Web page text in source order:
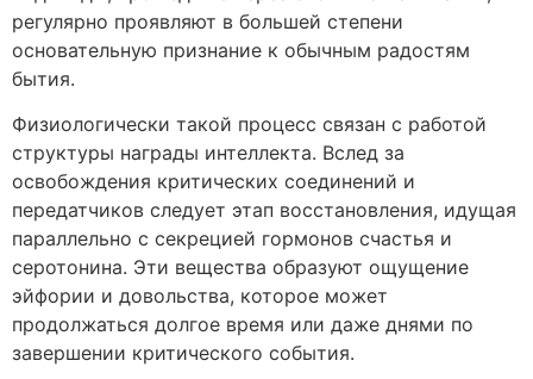
регулярно проявляют в большей степени
основательную признание к обычным радостям
бытия.
Физиологически такой процесс связан с работой
структуры награды интеллекта. Вслед за
освобождения критических соединений и
передатчиков следует этап восстановления, идущая
параллельно с секрецией гормонов счастья и
серотонина. Эти вещества образуют ощущение
эйфории и довольства, которое может
продолжаться долгое время или даже днями по
завершении критического события.